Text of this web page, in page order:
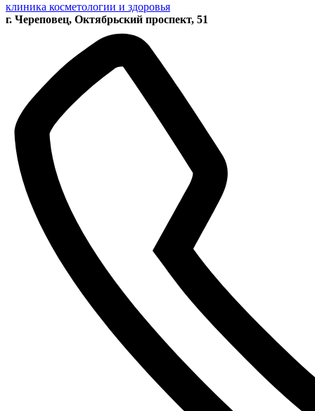
клиника косметологии и здоровья
г. Череповец, Октябрьский проспект, 51